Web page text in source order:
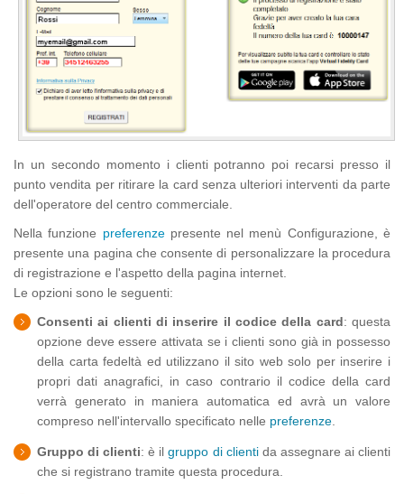
GRUPPI DI CLIENTI
SISTEMA DI FIDELIZZAZIONE MULTI LIVELLO
PRODOTTI E SERVIZI
DEFINIZIONE DEI PREMI
DEFINIZIONE DEGLI ABBONAMENTI
DEFINIZIONE DEGLI ACQUISTI RIPETUTI
PUNTI VENDITA
GRUPPI DI PUNTI VENDITA
ANALISI DEI PUNTI VENDITA
PREFERENZE
CONFIGURAZIONE PER L'INVIO DI SMS ED EMAIL
CONFIGURAZIONE DEL PORTALE DEI CLIENTI
REGISTRAZIONE DEI CLIENTI TRAMITE WEB/WI-FI
In un secondo momento i clienti potranno poi recarsi presso il
punto vendita per ritirare la card senza ulteriori interventi da parte
dell'operatore del centro commerciale.
Nella funzione preferenzepresente nel menù Configurazione, è
presente una pagina che consente di personalizzare la procedura
di registrazione e l'aspetto della pagina internet.
Le opzioni sono le seguenti:
Consenti ai clienti di inserire il codice della card: questa
opzione deve essere attivata se i clienti sono già in possesso
della carta fedeltà ed utilizzano il sito web solo per inserire i
propri dati anagrafici, in caso contrario il codice della card
verrà generato in maniera automatica ed avrà un valore
compreso nell'intervallo specificato nelle preferenze.
Gruppo di clienti: è ilgruppo di clientida assegnare ai clienti
che si registrano tramite questa procedura.